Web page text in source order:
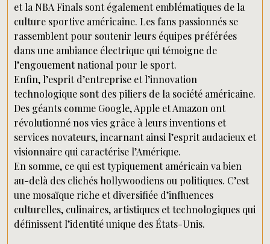
et la NBA Finals sont également emblématiques de la
culture sportive américaine. Les fans passionnés se
rassemblent pour soutenir leurs équipes préférées
dans une ambiance électrique qui témoigne de
l’engouement national pour le sport.
Enfin, l’esprit d’entreprise et l’innovation
technologique sont des piliers de la société américaine.
Des géants comme Google, Apple et Amazon ont
révolutionné nos vies grâce à leurs inventions et
services novateurs, incarnant ainsi l’esprit audacieux et
visionnaire qui caractérise l’Amérique.
En somme, ce qui est typiquement américain va bien
au-delà des clichés hollywoodiens ou politiques. C’est
une mosaïque riche et diversifiée d’influences
culturelles, culinaires, artistiques et technologiques qui
définissent l’identité unique des États-Unis.